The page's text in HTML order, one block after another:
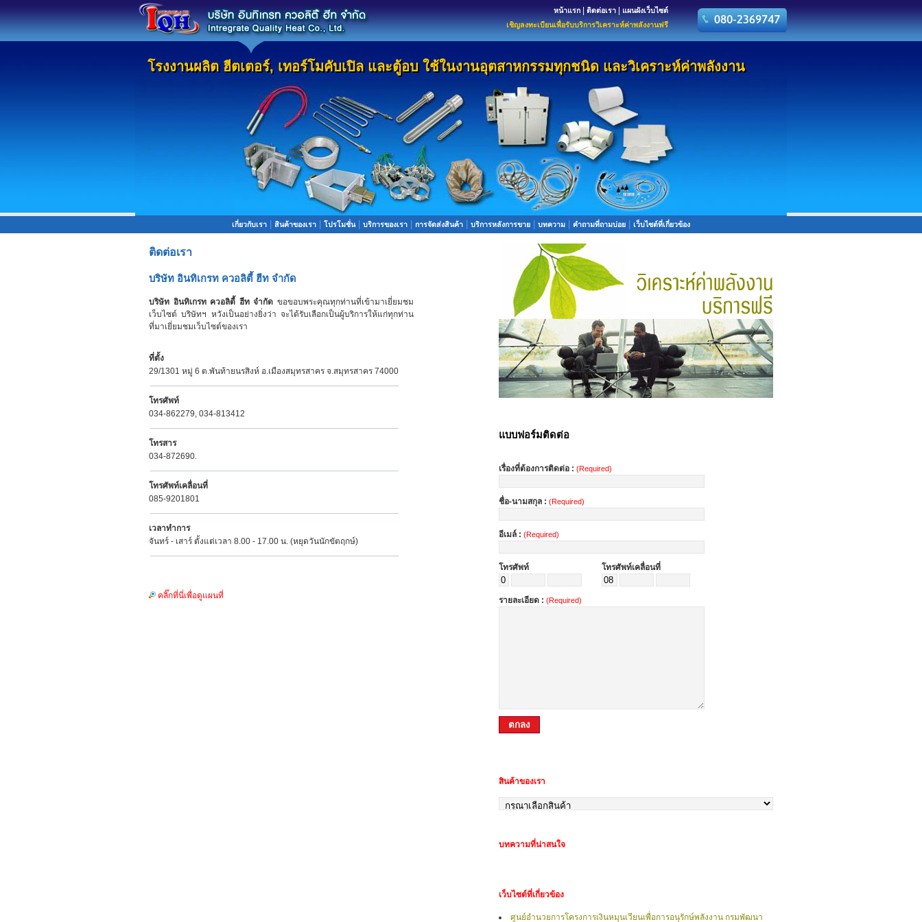
หน้าแรก| ติดต่อเรา
แผนผังเว็บไซต์
เชิญลงทะเบียนเพื่อรับบริการวิเคราะห์ค่าพลังงานฟรี
โรงงานผลิต ฮีตเตอร์, เทอร์โมคับเปิล และตู้อบ ใช้ในงานอุตสาหกรรมทุกชนิด และวิเคราะห์ค่าพลังงาน
โรงงานผลิต ฮีตเตอร์, เทอร์โมคับเปิล และตู้อบ ใช้ในงานอุตสาหกรรมทุกชนิด และวิเคราะห์ค่าพลังงาน
เกี่ยวกับเรา สินค้าของเรา โปรโมชั่น| บริการของเรา การจัดส่งสินค้า บริการหลังการขาย บทความ คำถามที่ถามบ่อย เว็บไซต์ที่เกี่ยวข้อง
ติดต่อเรา
บริษัท อินทิเกรท ควอลิตี้ ฮีท จำกัด
บริษัท อินทิเกรท ควอลิตี้ ฮีท จำกัด ขอขอบพระคุณทุกท่านที่เข้ามาเยี่ยมชม
เว็บไซต์ บริษัทฯ หวังเป็นอย่างยิ่งว่า จะได้รับเลือกเป็นผู้บริการให้แก่ทุกท่าน
ที่มาเยี่ยมชมเว็บไซต์ของเรา
ที่ตั้ง
29/1301 หมู่ 6 ต.พันท้ายนรสิงห์ อ.เมืองสมุทรสาคร จ.สมุทรสาคร 74000
โทรศัพท์
034-862279, 034-813412
โทรสาร
034-872690.
โทรศัพท์เคลื่อนที่
085-9201801
เวลาทำการ
จันทร์ - เสาร์ ตั้งแต่เวลา 8.00 - 17.00 น. (หยุดวันนักขัตฤกษ์)
คลิ๊กที่นี่เพื่อดูแผนที่
แบบฟอร์มติดต่อ
เรื่องที่ต้องการติดต่อ : (Required)
ชื่อ-นามสกุล : (Required)
อีเมล์ : (Required)
โทรศัพท์ โทรศัพท์เคลื่อนที่
รายละเอียด : (Required)
สินค้าของเรา
บทความที่น่าสนใจ
เว็บไซต์ที่เกี่ยวข้อง
ศูนย์อำนวยการโครงการเงินหมุนเวียนเพื่อการอนุรักษ์พลังงาน กรมพัฒนา